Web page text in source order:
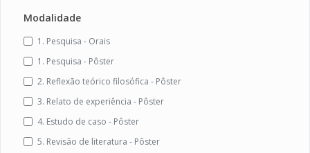
Modalidade
1. Pesquisa - Orais
1. Pesquisa - Pôster
2. Reflexão teórico filosófica - Pôster
3. Relato de experiência - Pôster
4. Estudo de caso - Pôster
5. Revisão de literatura - Pôster